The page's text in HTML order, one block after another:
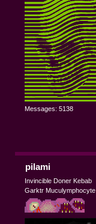
Messages: 5138
pilami
Invincible Doner Kebab
Garktr Muculymphocyte